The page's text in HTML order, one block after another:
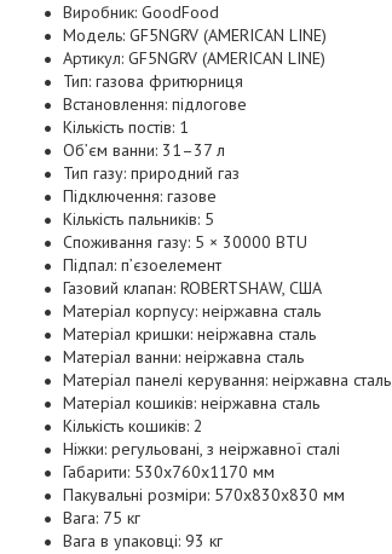
Виробник: GoodFood
Модель: GF5NGRV (AMERICAN LINE)
Артикул: GF5NGRV (AMERICAN LINE)
Тип: газова фритюрниця
Встановлення: підлогове
Кількість постів: 1
Об’єм ванни: 31–37 л
Тип газу: природний газ
Підключення: газове
Кількість пальників: 5
Споживання газу: 5 × 30000 BTU
Підпал: п’єзоелемент
Газовий клапан: ROBERTSHAW, США
Матеріал корпусу: неіржавна сталь
Матеріал кришки: неіржавна сталь
Матеріал ванни: неіржавна сталь
Матеріал панелі керування: неіржавна сталь
Матеріал кошиків: неіржавна сталь
Кількість кошиків: 2
Ніжки: регульовані, з неіржавної сталі
Габарити: 530х760х1170 мм
Пакувальні розміри: 570х830х830 мм
Вага: 75 кг
Вага в упаковці: 93 кг